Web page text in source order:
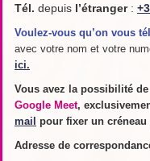
Tél. depuis l’étranger:
Voulez-vous qu’on vous
avec votre nom et votre
ici.
Vous avez la possibilité
Google Meet,
mail pour fixer un
Adresse de